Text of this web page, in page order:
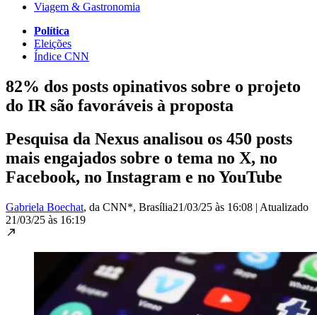
Viagem & Gastronomia
Política
Eleições
Índice CNN
82% dos posts opinativos sobre o projeto
do IR são favoráveis à proposta
Pesquisa da Nexus analisou os 450 posts
mais engajados sobre o tema no X, no
Facebook, no Instagram e no YouTube
Gabriela Boechat, da CNN*, Brasília21/03/25 às 16:08 | Atualizado
21/03/25 às 16:19